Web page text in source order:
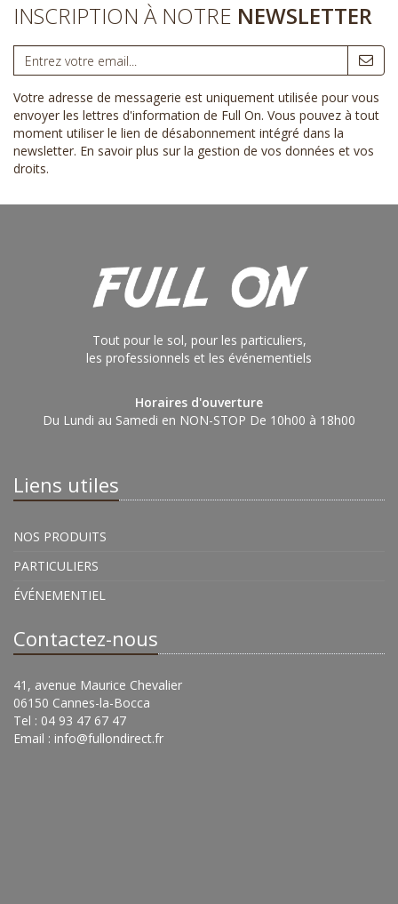
INSCRIPTION À NOTRE NEWSLETTER
Votre adresse de messagerie est uniquement utilisée pour vous
envoyer les lettres d'information de Full On. Vous pouvez à tout
moment utiliser le lien de désabonnement intégré dans la
newsletter. En savoir plus sur la gestion de vos données et vos
droits.
Tout pour le sol, pour les particuliers,
les professionnels et les événementiels
Horaires d'ouverture
Du Lundi au Samedi en NON-STOP De 10h00 à 18h00
Liens utiles
NOS PRODUITS
PARTICULIERS
ÉVÉNEMENTIEL
Contactez-nous
41, avenue Maurice Chevalier
06150 Cannes-la-Bocca
Tel : 04 93 47 67 47
Email : info@fullondirect.fr